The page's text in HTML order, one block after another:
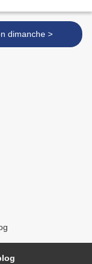
Bon dimanche >